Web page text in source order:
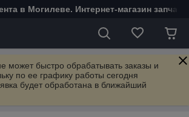
в Могилеве. Интернет-магазин
может быстро обрабатывать заказы и
по ее графику работы сегодня
будет обработана в ближайший